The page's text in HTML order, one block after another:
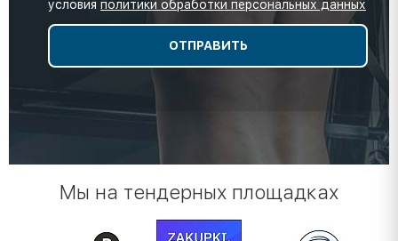
условия политики обработки персональных данных
Мы на тендерных площадках